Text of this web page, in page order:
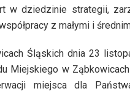
w dziedzinie strategii,
z małymi i
Śląskich dnia 23
Miejskiego w
miejsca dla